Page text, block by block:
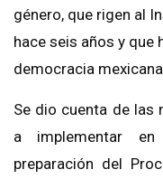
género, que rigen al
hace seis años y
democracia
Se dio cuenta de las
a implementar
preparación del